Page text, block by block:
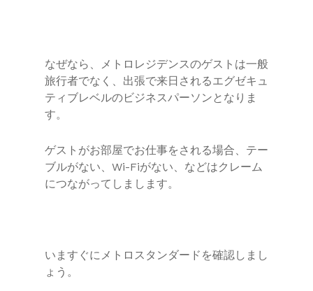
なぜなら、メトロレジデンスのゲストは一般
旅行者でなく、出張で来日されるエグゼキュ
ティブレベルのビジネスパーソンとなりま
す。
ゲストがお部屋でお仕事をされる場合、テー
ブルがない、Wi-Fiがない、などはクレーム
につながってしまします。
いますぐにメトロスタンダードを確認しまし
ょう。